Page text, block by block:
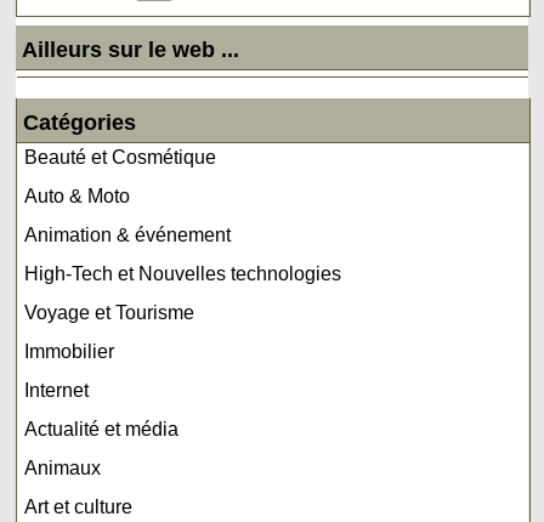
Ailleurs sur le web ...
Catégories
Beauté et Cosmétique
Auto & Moto
Animation & événement
High-Tech et Nouvelles technologies
Voyage et Tourisme
Immobilier
Internet
Actualité et média
Animaux
Art et culture